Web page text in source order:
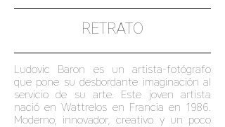
RETRATO
Ludovic Baron es un artista-fotógrafo
que pone su desbordante imaginación al
servicio de su arte. Este joven artista
nació en Wattrelos en Francia en 1986.
Moderno, innovador, creativo y un poco